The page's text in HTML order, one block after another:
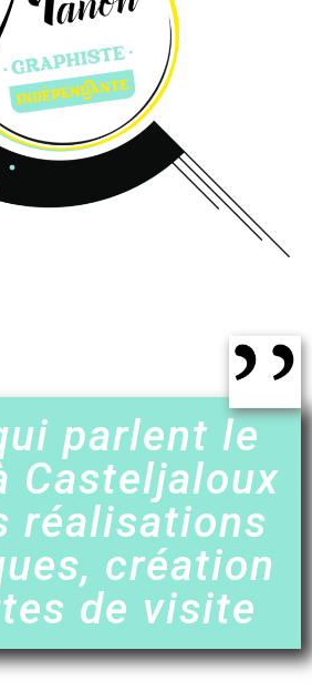
parlent le
Casteljaloux
réalisations
création
de visite